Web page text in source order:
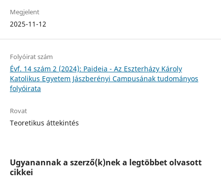
Megjelent
2025-11-12
Folyóirat szám
Évf. 14 szám 2 (2024): Paideia - Az Eszterházy Károly
Katolikus Egyetem Jászberényi Campusának tudományos
folyóirata
Rovat
Teoretikus áttekintés
Ugyanannak a szerző(k)nek a legtöbbet olvasott
cikkei